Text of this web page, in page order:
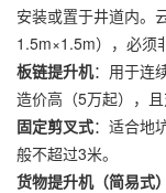
安装或置于井道内。
1.5m×1.5m），必须
板链提升机：用于连
造价高（5万起），且
固定剪叉式：适合地
般不超过3米。
货物提升机（简易式）